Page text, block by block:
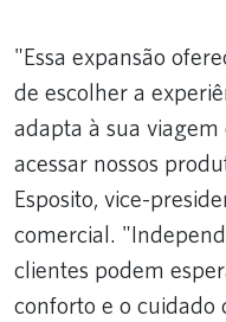
"Essa expansão
de escolher a
adapta à sua
acessar nossos
Esposito, vice-
comercial.
clientes podem
conforto e o